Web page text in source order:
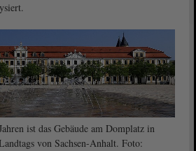
ist das Gebäude am Domplatz in
von Sachsen-Anhalt. Foto: